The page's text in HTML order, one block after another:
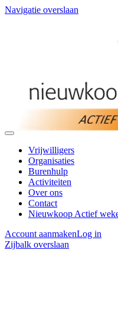
Navigatie overslaan
Vrijwilligers
Organisaties
Burenhulp
Activiteiten
Over ons
Contact
Nieuwkoop Actief
Account aanmakenLog in
Zijbalk overslaan